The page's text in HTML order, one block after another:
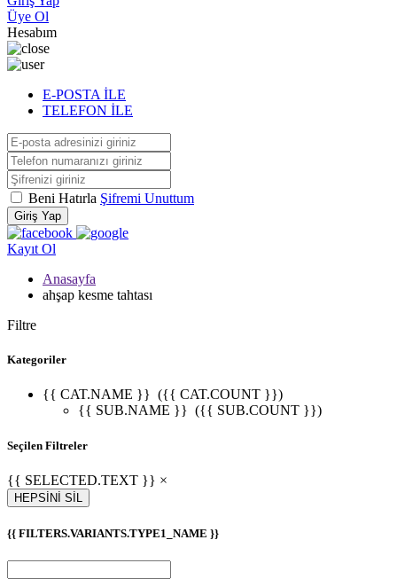
Üye Ol
Hesabım
E-POSTA İLE
TELEFON İLE
Beni Hatırla Şifremi Unuttum
Giriş Yap
Kayıt Ol
Anasayfa
ahşap kesme tahtası
Filtre
Kategoriler
{{ CAT.NAME }} ({{ CAT.COUNT }})
{{ SUB.NAME }} ({{ SUB.COUNT }})
Seçilen Filtreler
{{ SELECTED.TEXT }} ×
HEPSİNİ SİL
{{ FILTERS.VARIANTS.TYPE1_NAME }}